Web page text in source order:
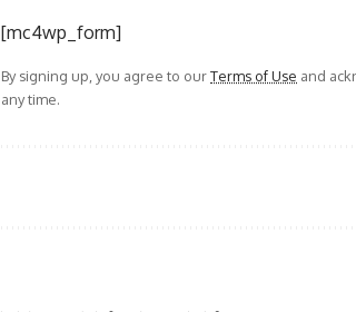
[mc4wp_form]
By signing up, you agree to ourTerms of Use and
any time.